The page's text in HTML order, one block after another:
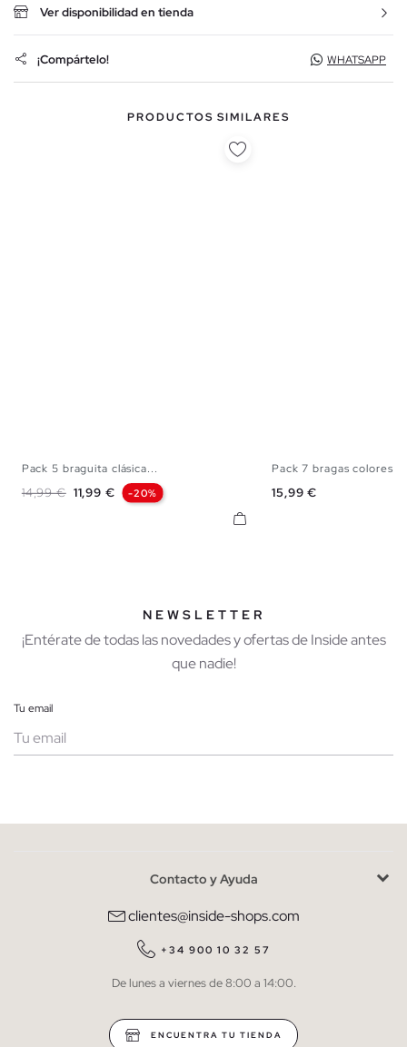
Ver disponibilidad en tienda
¡Compártelo! WHATSAPP
PRODUCTOS SIMILARES
Pack 5 braguita clásica...
Precio base
14,99 € Precio
11,99 € -20%
Pack 7 bragas colores
Precio
15,99 €
NEWSLETTER
¡Entérate de todas las novedades y ofertas de Inside antes
que nadie!
Tu email
He leído y entiendo lapolítica de privacidad
QUIERO SUSCRIBIRME
* Puedes cancelar la suscripción en cualquier momento.
Contacto y Ayuda
clientes@inside-shops.com
+34 900 10 32 57
De lunes a viernes de 8:00 a 14:00.
ENCUENTRA TU TIENDA